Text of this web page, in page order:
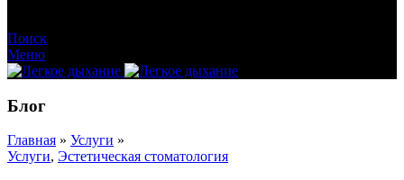
Поиск
Меню
Блог
Главная » Услуги »
Услуги, Эстетическая стоматология